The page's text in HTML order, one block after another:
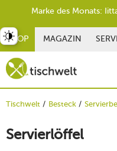
SHOP MAGAZIN
Tischwelt Besteck
Servierlöffel
umschalten
Marke des Monats: